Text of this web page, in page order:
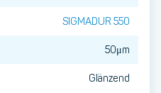
SIGMADUR 550
50μm
Glänzend